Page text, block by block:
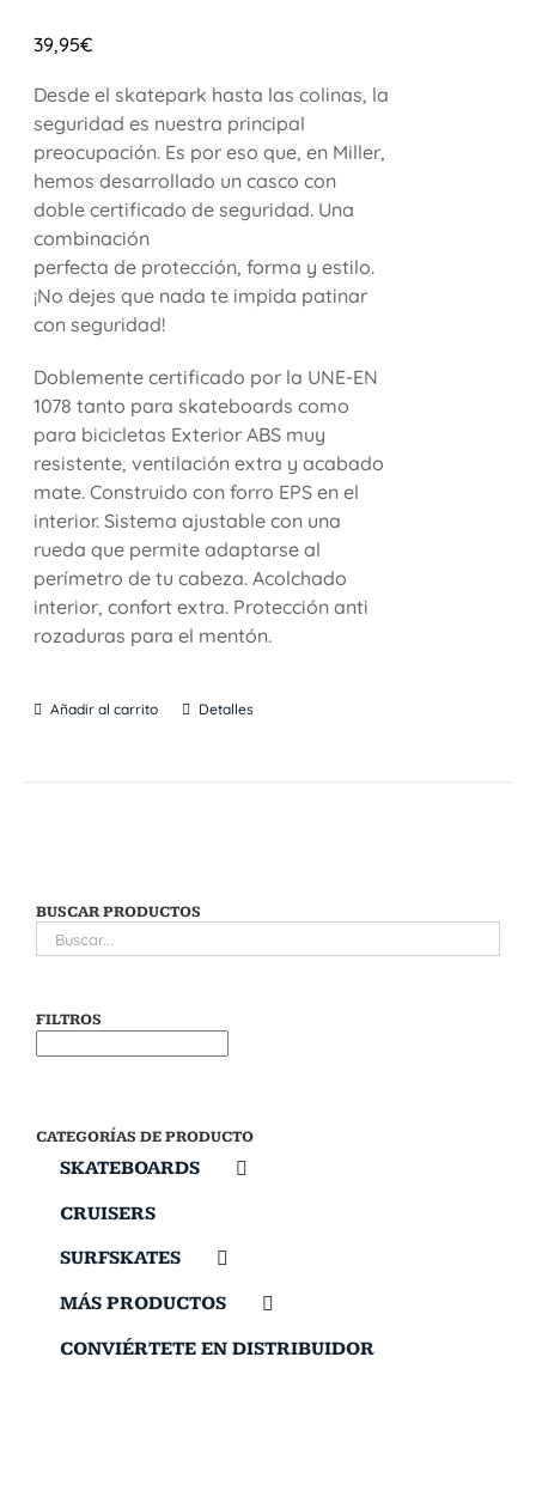
39,95€
Desde el skatepark hasta las colinas, la
seguridad es nuestra principal
preocupación. Es por eso que, en Miller,
hemos desarrollado un casco con
doble certificado de seguridad. Una
combinación
perfecta de protección, forma y estilo.
¡No dejes que nada te impida patinar
con seguridad!
Doblemente certificado por la UNE-EN
1078 tanto para skateboards como
para bicicletas Exterior ABS muy
resistente, ventilación extra y acabado
mate. Construido con forro EPS en el
interior. Sistema ajustable con una
rueda que permite adaptarse al
perímetro de tu cabeza. Acolchado
interior, confort extra. Protección anti
rozaduras para el mentón.
Añadir al carrito Detalles
BUSCAR PRODUCTOS
FILTROS
CATEGORÍAS DE PRODUCTO
SKATEBOARDS
CRUISERS
SURFSKATES
MÁS PRODUCTOS
CONVIÉRTETE EN DISTRIBUIDOR